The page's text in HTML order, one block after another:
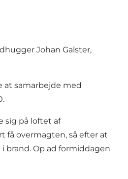
Johan Galster,
at samarbejde med
sig på loftet af
få overmagten, så efter at
brand. Op ad formiddagen